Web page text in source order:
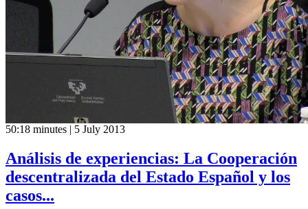
50:18 minutes | 5 July 2013
Análisis de experiencias: La Cooperación
descentralizada del Estado Español y los
casos...